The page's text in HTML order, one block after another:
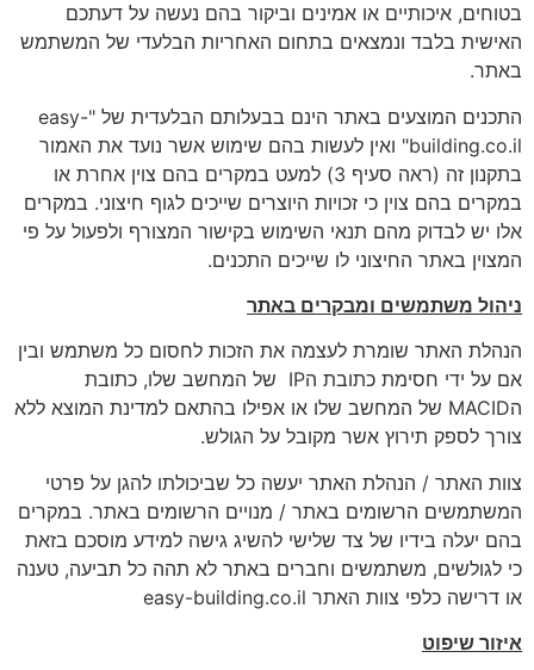
בטוחים, איכותיים או אמינים וביקור בהם נעשה על דעתכם
האישית בלבד ונמצאים בתחום האחריות הבלעדי של המשתמש
באתר.
התכנים המוצעים באתר הינם בבעלותם הבלעדית של "easy-
building.co.il" ואין לעשות בהם שימוש אשר נועד את האמור
בתקנון זה (ראה סעיף 3) למעט במקרים בהם צוין אחרת או
במקרים בהם צוין כי זכויות היוצרים שייכים לגוף חיצוני. במקרים
אלו יש לבדוק מהם תנאי השימוש בקישור המצורף ולפעול על פי
המצוין באתר החיצוני לו שייכים התכנים.
ניהול משתמשים ומבקרים באתר
הנהלת האתר שומרת לעצמה את הזכות לחסום כל משתמש ובין
אם על ידי חסימת כתובת הIP של המחשב שלו, כתובת
הMACID של המחשב שלו או אפילו בהתאם למדינת המוצא ללא
צורך לספק תירוץ אשר מקובל על הגולש.
צוות האתר / הנהלת האתר יעשה כל שביכולתו להגן על פרטי
המשתמשים הרשומים באתר / מנויים הרשומים באתר. במקרים
בהם יעלה בידיו של צד שלישי להשיג גישה למידע מוסכם בזאת
כי לגולשים, משתמשים וחברים באתר לא תהה כל תביעה, טענה
או דרישה כלפי צוות האתר easy-building.co.il
איזור שיפוט